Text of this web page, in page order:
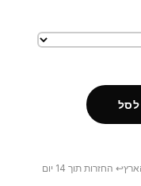
↩️ החזרות תוך 14 יום